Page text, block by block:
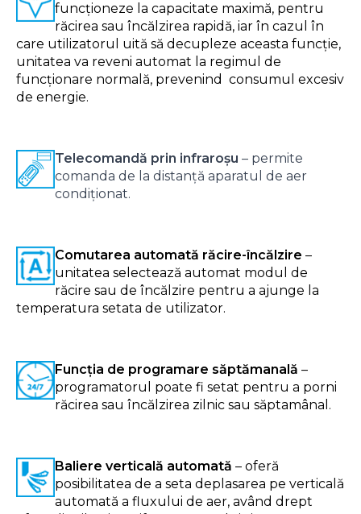
funcționeze la capacitate maximă, pentru
răcirea sau încălzirea rapidă, iar în cazul în
care utilizatorul uită să decupleze aceasta funcție,
unitatea va reveni automat la regimul de
funcționare normală, prevenind consumul excesiv
de energie.
Telecomandă prin infraroșu – permite
comanda de la distanță aparatul de aer
condiționat.
Comutarea automată răcire-încălzire –
unitatea selectează automat modul de
răcire sau de încălzire pentru a ajunge la
temperatura setata de utilizator.
Funcția de programare săptămanală –
programatorul poate fi setat pentru a porni
răcirea sau încălzirea zilnic sau săptamânal.
Baliere verticală automată – oferă
posibilitatea de a seta deplasarea pe verticală
automată a fluxului de aer, având drept